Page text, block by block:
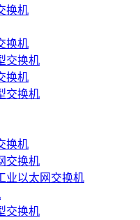
换机
换机
交换机
换机
交换机
换机
交换机
业以太网交换机
交换机